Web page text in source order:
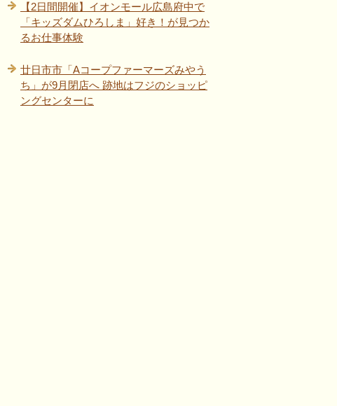
【2日間開催】イオンモール広島府中で
「キッズダムひろしま」好き！が見つか
るお仕事体験
廿日市市「Aコープファーマーズみやう
ち」が9月閉店へ 跡地はフジのショッピ
ングセンターに